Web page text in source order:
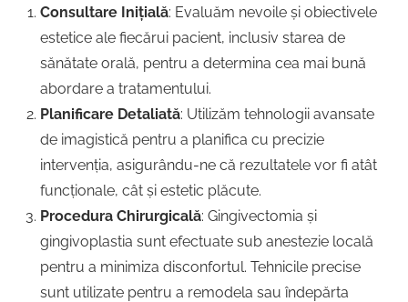
Consultare Inițială: Evaluăm nevoile și obiectivele
estetice ale fiecărui pacient, inclusiv starea de
sănătate orală, pentru a determina cea mai bună
abordare a tratamentului.
Planificare Detaliată: Utilizăm tehnologii avansate
de imagistică pentru a planifica cu precizie
intervenția, asigurându-ne că rezultatele vor fi atât
funcționale, cât și estetic plăcute.
Procedura Chirurgicală: Gingivectomia și
gingivoplastia sunt efectuate sub anestezie locală
pentru a minimiza disconfortul. Tehnicile precise
sunt utilizate pentru a remodela sau îndepărta